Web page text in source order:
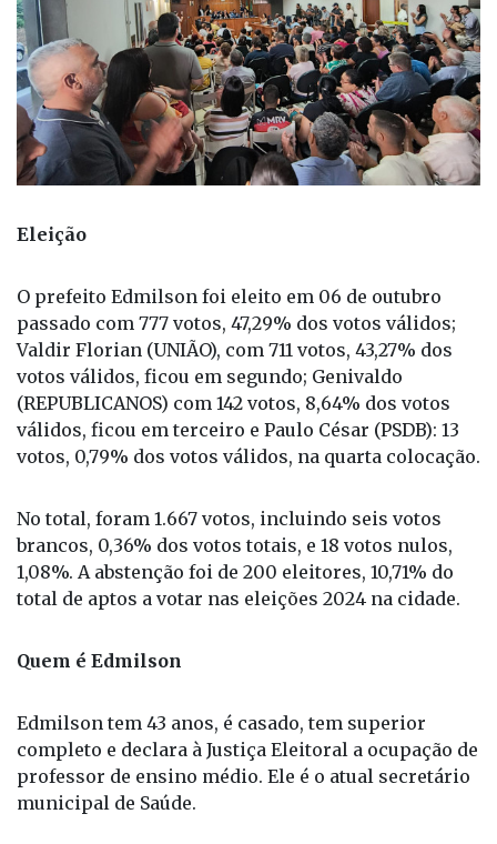
Eleição
O prefeito Edmilson foi eleito em 06 de outubro
passado com 777 votos, 47,29% dos votos válidos;
Valdir Florian (UNIÃO), com 711 votos, 43,27% dos
votos válidos, ficou em segundo; Genivaldo
(REPUBLICANOS) com 142 votos, 8,64% dos votos
votos, 0,79% dos votos válidos, na quarta colocação.
No total, foram 1.667 votos, incluindo seis votos
brancos, 0,36% dos votos totais, e 18 votos nulos,
total de aptos a votar nas eleições 2024 na cidade.
Quem é Edmilson
Edmilson tem 43 anos, é casado, tem superior
completo e declara à Justiça Eleitoral a ocupação de